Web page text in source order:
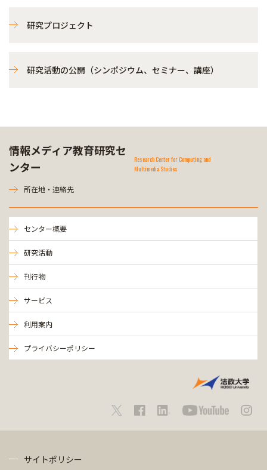
研究プロジェクト
研究活動の公開（シンポジウム、セミナー、講座）
情報メディア教育研究セ
ンター
Research Center for Computing and
Multimedia Studies
所在地・連絡先
センター概要
研究活動
刊行物
サービス
利用案内
プライバシーポリシー
サイトポリシー